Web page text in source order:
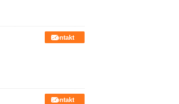
Kontakt
Kontakt